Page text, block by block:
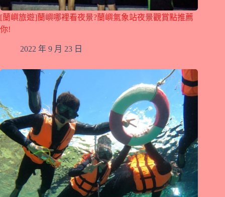
[蘭嶼旅遊]蘭嶼哪裡看夜景?蘭嶼氣象站夜景觀賞點推薦
你!
2022 年 9 月 23 日